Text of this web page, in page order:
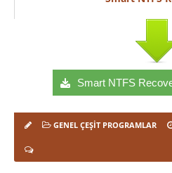
Smart NTFS
GENEL ÇEŞIT PROGRAMLAR